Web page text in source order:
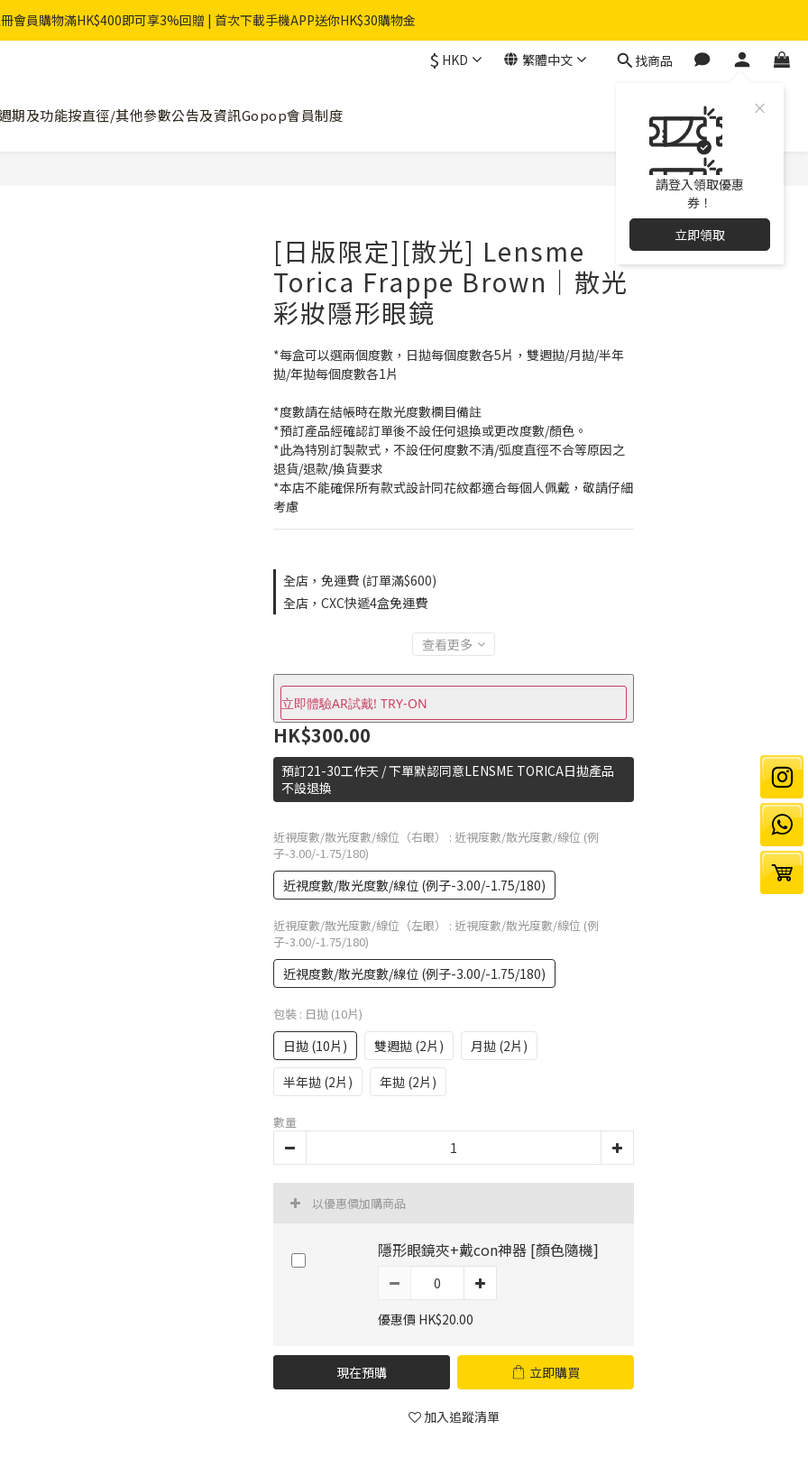
會員購物滿HK$400即可享3%回贈 | 首次下載手機APP送你HK$30購物金
$ HKD 繁體中文 找商品
請登入領取優惠
券！
立即領取
期及功能按直徑/其他參數公告及資訊Gopop會員制度
[日版限定][散光] Lensme
Torica Frappe Brown｜散光
彩妝隱形眼鏡
*每盒可以選兩個度數，日拋每個度數各5片，雙週拋/月拋/半年
拋/年拋每個度數各1片
*度數請在結帳時在散光度數欄目備註
*預訂產品經確認訂單後不設任何退換或更改度數/顏色。
*此為特別訂製款式，不設任何度數不清/弧度直徑不合等原因之
退貨/退款/換貨要求
*本店不能確保所有款式設計同花紋都適合每個人佩戴，敬請仔細
考慮
全店，免運費 (訂單滿$600)
全店，CXC快遞4盒免運費
查看更多
立即體驗AR試戴! TRY-ON
HK$300.00
預訂21-30工作天 / 下單默認同意LENSME TORICA日拋產品
不設退換
近視度數/散光度數/線位（右眼） : 近視度數/散光度數/線位 (例
子-3.00/-1.75/180)
近視度數/散光度數/線位 (例子-3.00/-1.75/180)
近視度數/散光度數/線位（左眼） : 近視度數/散光度數/線位 (例
子-3.00/-1.75/180)
近視度數/散光度數/線位 (例子-3.00/-1.75/180)
包裝 : 日拋 (10片)
日拋 (10片) 雙週拋 (2片)
月拋 (2片)
半年拋 (2片)
年拋 (2片)
數量
以優惠價加購商品
隱形眼鏡夾+戴con神器 [顏色隨機]
優惠價 HK$20.00
現在預購 立即購買
加入追蹤清單
立即購買